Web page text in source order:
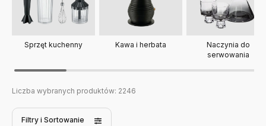
Sprzęt kuchenny Kawa i herbata
Naczynia do
serwowania
Liczba wybranych produktów: 2246
Filtry i Sortowanie